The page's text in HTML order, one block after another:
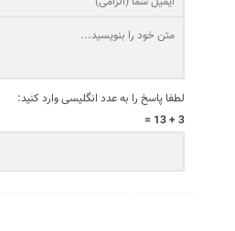
لطفا پاسخ را به عدد انگلیسی وارد کنید:
3 + 13 =